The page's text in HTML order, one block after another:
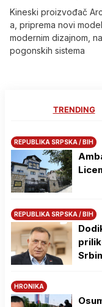
Kineski proizvođač
a, priprema novi
modernim dizajnom,
pogonskih sistema
TRENDING
REPUBLIKA SRPSKA / BIH
REPUBLIKA SRPSKA / BIH
HRONIKA